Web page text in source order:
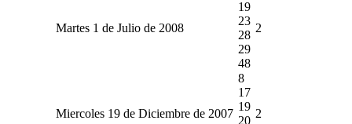
Martes 1 de Julio de 2008
19
23
28
29
48
2
Miercoles 19 de Diciembre de 2007
8
17
19
20
2